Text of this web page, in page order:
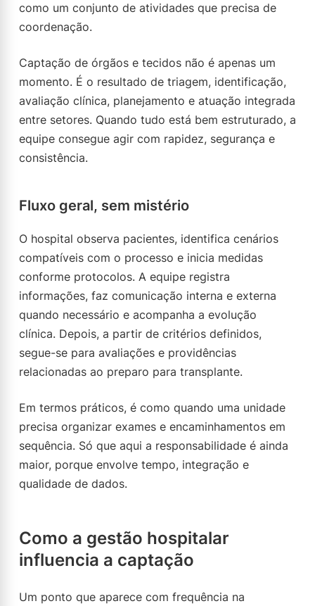
como um conjunto de atividades que precisa de
coordenação.
Captação de órgãos e tecidos não é apenas um
momento. É o resultado de triagem, identificação,
avaliação clínica, planejamento e atuação integrada
entre setores. Quando tudo está bem estruturado, a
equipe consegue agir com rapidez, segurança e
consistência.
Fluxo geral, sem mistério
O hospital observa pacientes, identifica cenários
compatíveis com o processo e inicia medidas
conforme protocolos. A equipe registra
informações, faz comunicação interna e externa
quando necessário e acompanha a evolução
clínica. Depois, a partir de critérios definidos,
segue-se para avaliações e providências
relacionadas ao preparo para transplante.
Em termos práticos, é como quando uma unidade
precisa organizar exames e encaminhamentos em
sequência. Só que aqui a responsabilidade é ainda
maior, porque envolve tempo, integração e
qualidade de dados.
Como a gestão hospitalar
influencia a captação
Um ponto que aparece com frequência na